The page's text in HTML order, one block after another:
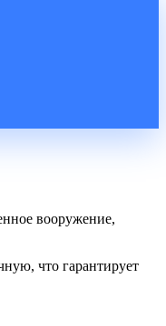
вооружение,
что гарантирует